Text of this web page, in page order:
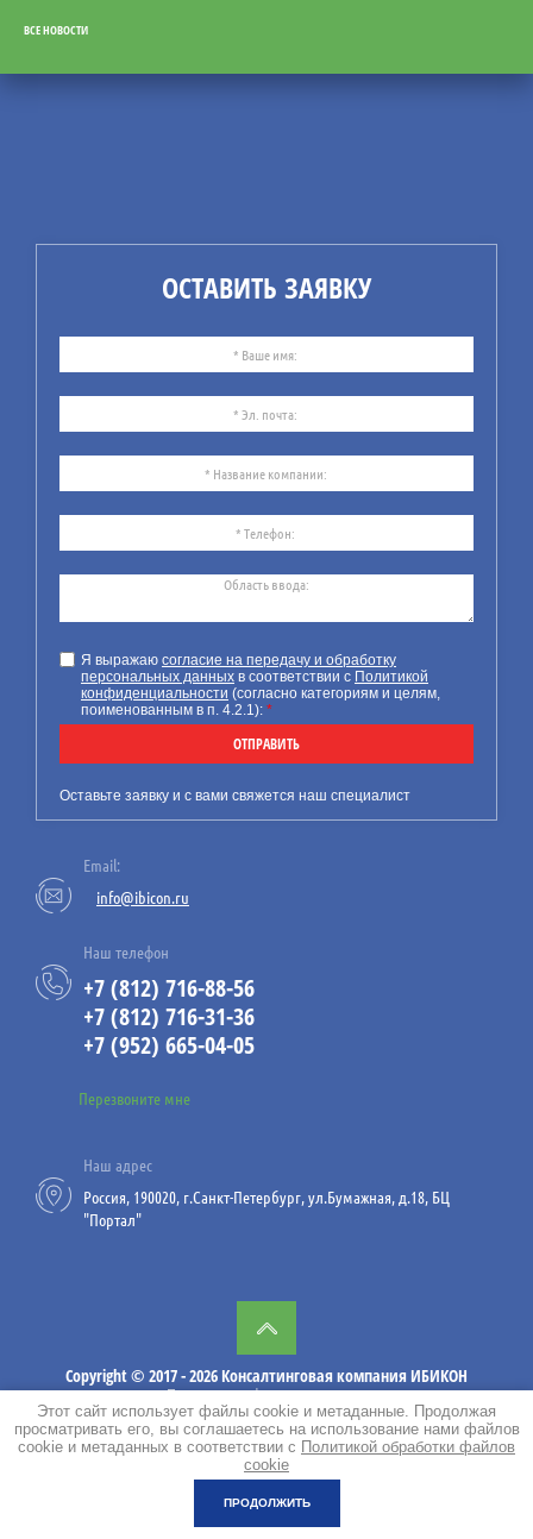
31
Компания ИБИКОН
предлагает Вашему
вниманию информацию по
использования системы
управления безопасностью
документации на маломерное
Компания ИБИКОН
предлагает Вашему
вниманию информацию по
новым обязательным
требованиям к технической
маломерные суда.
23
Работы на высоте и за бортом
предлагает Вашему
вниманию практические
рекомендации по
02
ВСЕ НОВОСТИ
ОСТАВИТЬ ЗАЯВКУ
Я выражаю согласие на передачу и обработку
персональных данных в соответствии с Политикой
конфиденциальности (согласно категориям и целям,
поименованным в п. 4.2.1): *
ОТПРАВИТЬ
Оставьте заявку и с вами свяжется наш специалист
Email:
info@ibicon.ru
Наш телефон
+7 (812) 716-88-56
+7 (812) 716-31-36
+7 (952) 665-04-05
Перезвоните мне
Наш адрес
Россия, 190020, г.Санкт-Петербург, ул.Бумажная, д.18, БЦ
"Портал"
Copyright © 2017 - 2026 Консалтинговая компания ИБИКОН
Политика конфиденциальности
Этот сайт использует файлы cookie и метаданные. Продолжая
просматривать его, вы соглашаетесь на использование нами файлов
cookie и метаданных в соответствии с Политикой обработки файлов
cookie
ПРОДОЛЖИТЬ